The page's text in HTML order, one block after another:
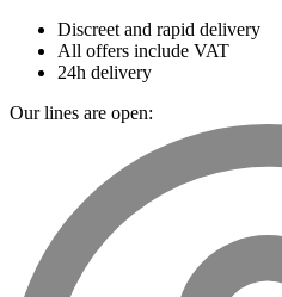
Discreet and rapid delivery
All offers include VAT
24h delivery
Our lines are open: